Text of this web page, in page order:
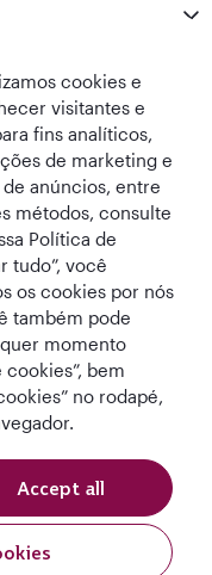
A Melhor
Companhia Aérea
no Oriente Médio
Aviso de
Privacidade
cookies e
visitantes e
fins analíticos,
de marketing e
anúncios, entre
métodos, consulte
Política de
tudo”, você
os cookies por nós
também pode
momento
bem
no rodapé,
Accept all